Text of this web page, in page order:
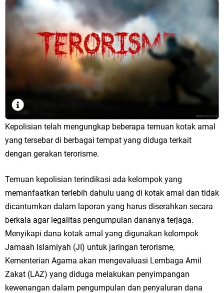
Kepolisian telah mengungkap beberapa temuan kotak amal
yang tersebar di berbagai tempat yang diduga terkait
dengan gerakan terorisme.
Temuan kepolisian terindikasi ada kelompok yang
memanfaatkan terlebih dahulu uang di kotak amal dan tidak
dicantumkan dalam laporan yang harus diserahkan secara
berkala agar legalitas pengumpulan dananya terjaga.
Menyikapi dana kotak amal yang digunakan kelompok
Jamaah Islamiyah (JI) untuk jaringan terorisme,
Kementerian Agama akan mengevaluasi Lembaga Amil
Zakat (LAZ) yang diduga melakukan penyimpangan
kewenangan dalam pengumpulan dan penyaluran dana